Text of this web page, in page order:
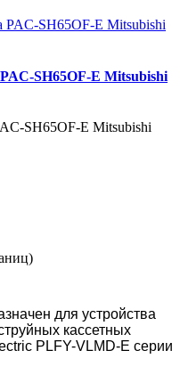
SH65OF-E Mitsubishi
SH65OF-E Mitsubishi
для устройства
кассетных
PLFY-VLMD-E серии